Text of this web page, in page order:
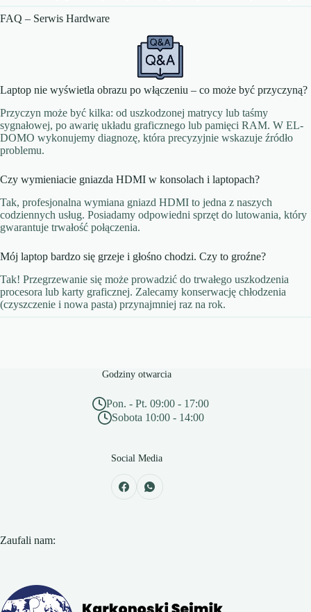
FAQ – Serwis Hardware
Laptop nie wyświetla obrazu po włączeniu – co może być przyczyną?
Przyczyn może być kilka: od uszkodzonej matrycy lub taśmy
sygnałowej, po awarię układu graficznego lub pamięci RAM. W EL-
DOMO wykonujemy diagnozę, która precyzyjnie wskazuje źródło
problemu.
Czy wymieniacie gniazda HDMI w konsolach i laptopach?
Tak, profesjonalna wymiana gniazd HDMI to jedna z naszych
codziennych usług. Posiadamy odpowiedni sprzęt do lutowania, który
gwarantuje trwałość połączenia.
Mój laptop bardzo się grzeje i głośno chodzi. Czy to groźne?
Tak! Przegrzewanie się może prowadzić do trwałego uszkodzenia
procesora lub karty graficznej. Zalecamy konserwację chłodzenia
(czyszczenie i nowa pasta) przynajmniej raz na rok.
Godziny otwarcia
Pon. - Pt. 09:00 - 17:00
Sobota 10:00 - 14:00
Social Media
Zaufali nam:
Slide 3 of 6